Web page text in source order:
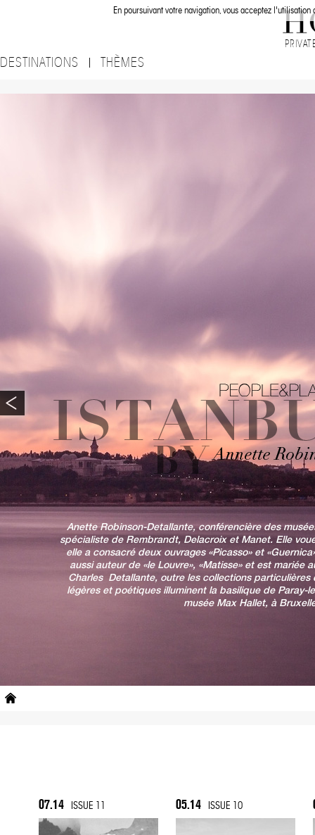
En poursuivant votre navigation, vous acceptez
DESTINATIONS THÈMES
Anette Robinson-Detallante, conférencière des
spécialiste de Rembrandt, Delacroix et Manet. Elle
elle a consacré deux ouvrages «Picasso» et
aussi auteur de «le Louvre», «Matisse» et est mariée
Charles Detallante, outre les collections particulières
légères et poétiques illuminent la basilique de Paray-
musée Max Hallet, à
07.14 ISSUE 11 05.14 ISSUE 10